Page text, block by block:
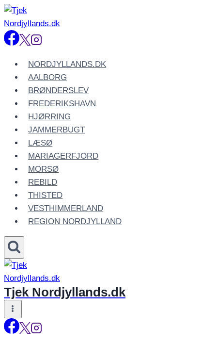
Fortsæt
til
indhold
NORDJYLLANDS.DK
AALBORG
BRØNDERSLEV
FREDERIKSHAVN
HJØRRING
JAMMERBUGT
LÆSØ
MARIAGERFJORD
MORSØ
REBILD
THISTED
VESTHIMMERLAND
REGION NORDJYLLAND
Tjek Nordjyllands.dk